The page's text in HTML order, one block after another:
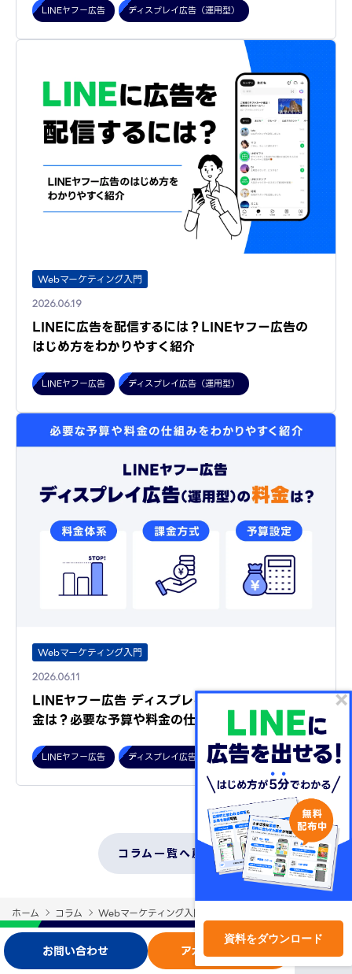
LINEヤフー広告 ディスプレイ広告（運用型）
Webマーケティング入門
2026.06.19
LINEに広告を配信するには？LINEヤフー広告の
はじめ方をわかりやすく紹介
LINEヤフー広告 ディスプレイ広告（運用型）
Webマーケティング入門
2026.06.11
LINEヤフー広告 ディスプレイ広告（運用型）の料
金は？必要な予算や料金の仕組…
LINEヤフー広告 ディスプレイ広告（運用型）
コラム一覧へ戻る
ホーム コラム Webマーケティング入門
お問い合わせ アカウント開設
ログイン
資料をダウンロード